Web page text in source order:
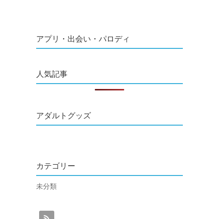
アプリ・出会い・パロディ
人気記事
アダルトグッズ
カテゴリー
未分類